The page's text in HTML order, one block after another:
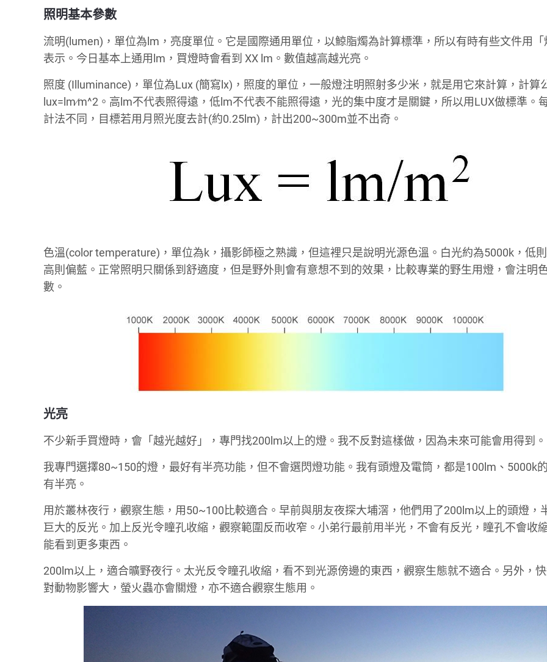
照明基本參數
流明(lumen)，單位為lm，亮度單位。它是國際通用單位，以鯨脂燭為計算標準，所以有時有些文件用「
表示。今日基本上通用lm，買燈時會看到 XX lm。數值越高越光亮。
照度 (Illuminance)，單位為Lux (簡寫lx)，照度的單位，一般燈注明照射多少米，就是用它來計算，計算
lux=lm∕m^2。高lm不代表照得遠，低lm不代表不能照得遠，光的集中度才是關鍵，所以用LUX做標準。
計法不同，目標若用月照光度去計(約0.25lm)，計出200~300m並不出奇。
色溫(color temperature)，單位為k，攝影師極之熟識，但這裡只是說明光源色溫。白光約為5000k，低則
高則偏藍。正常照明只關係到舒適度，但是野外則會有意想不到的效果，比較專業的野生用燈，會注明
數。
光亮
不少新手買燈時，會「越光越好」，專門找200lm以上的燈。我不反對這樣做，因為未來可能會用得到。
我專門選擇80~150的燈，最好有半亮功能，但不會選閃燈功能。我有頭燈及電筒，都是100lm、5000k
有半亮。
用於叢林夜行，觀察生態，用50~100比較適合。早前與朋友夜探大埔滘，他們用了200lm以上的頭燈，
巨大的反光。加上反光令瞳孔收縮，觀察範圍反而收窄。小弟行最前用半光，不會有反光，瞳孔不會收
能看到更多東西。
200lm以上，適合曠野夜行。太光反令瞳孔收縮，看不到光源傍邊的東西，觀察生態就不適合。另外，
對動物影響大，螢火蟲亦會關燈，亦不適合觀察生態用。